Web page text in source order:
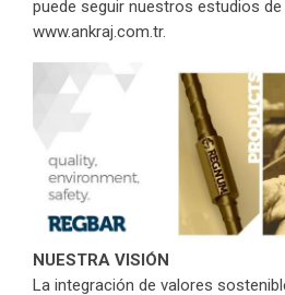
puede seguir nuestros estudios
www.ankraj.com.tr.
NUESTRA VISIÓN
La integración de valores